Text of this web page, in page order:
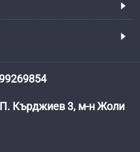
Кърджиев 3, м-н Жоли